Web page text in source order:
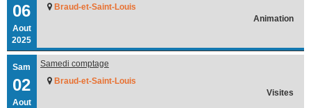
06
Aout
2025
Braud-et-Saint-Louis
Animation
Sam
02
Aout
Samedi comptage
Braud-et-Saint-Louis
Visites